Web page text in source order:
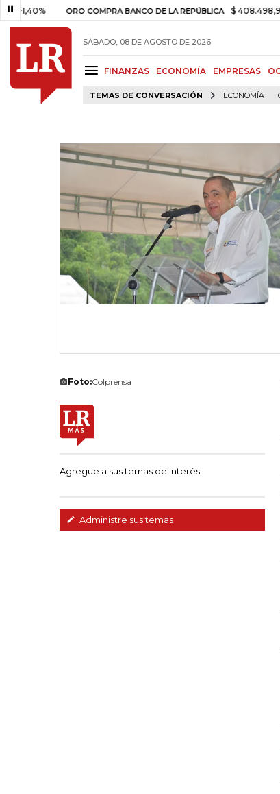
ORO COMPRA BANCO DE LA REPÚBLICA $ 408.498,97 +$
SÁBADO, 08 DE AGOSTO DE 2026
FINANZAS ECONOMÍA EMPRESAS
TEMAS DE CONVERSACIÓN ECONOMÍA
Foto:Colprensa
Agregue a sus temas de interés
Administre sus temas